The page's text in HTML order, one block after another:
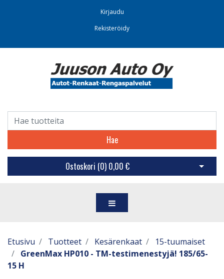
Kirjaudu
Rekisteröidy
Hae
Ostoskori (0) 0,00 € Avaa
Etusivu Tuotteet Kesärenkaat
15-tuumaiset
GreenMax HP010 - TM-testimenestyjä! 185/65-
15 H